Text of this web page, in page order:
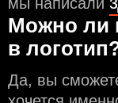
Можно ли
в
Да, вы